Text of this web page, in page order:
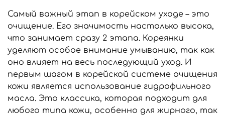
Самый важный этап в корейском уходе – это
очищение. Его значимость настолько высока,
что занимает сразу 2 этапа. Кореянки
уделяют особое внимание умыванию, так как
оно влияет на весь последующий уход. И
первым шагом в корейской системе очищения
кожи является использование гидрофильного
масла. Это классика, которая подходит для
любого типа кожи, особенно для жирного, так